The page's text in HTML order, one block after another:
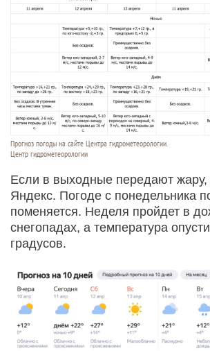
Прогноз погоды на сайте Центра гидрометеорологии.
Центр гидрометеорологии
Если в выходные передают жару,
Яндекс. Погоде с понедельника
поменяется. Неделя пройдет в
снегопадах, а температура
градусов.